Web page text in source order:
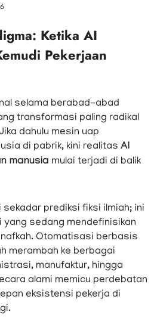
Ketika AI
Pekerjaan
selama berabad-abad
transformasi paling radikal
dahulu mesin uap
di pabrik, kini realitas AI
manusia mulai terjadi di balik
sekadar prediksi fiksi ilmiah; ini
yang sedang mendefinisikan
Otomatisasi berbasis
merambah ke berbagai
manufaktur, hingga
alami memicu perdebatan
eksistensi pekerja di